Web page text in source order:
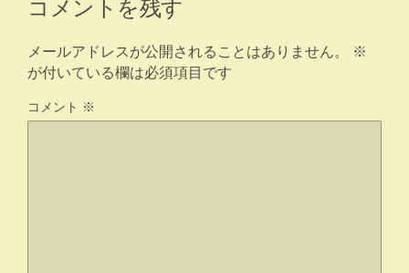
メールアドレスが公開されることはありません。
※
が付いている欄は必須項目です
コメント ※